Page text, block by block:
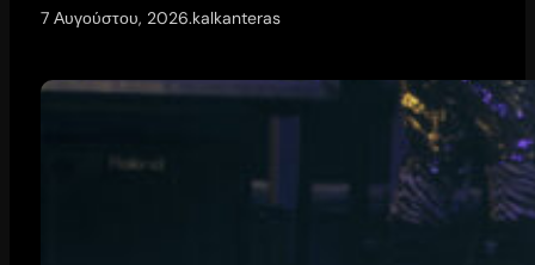
7 Αυγούστου, 2026.kalkanteras